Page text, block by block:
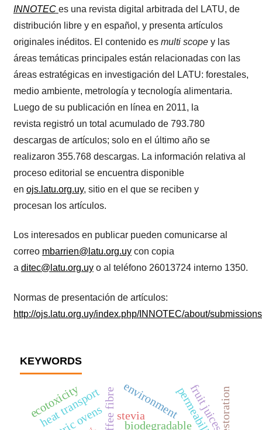
INNOTEC es una revista digital arbitrada del LATU, de
distribución libre y en español, y presenta artículos
originales inéditos. El contenido es multi scope y las
áreas temáticas principales están relacionadas con las
áreas estratégicas en investigación del LATU: forestales,
medio ambiente, metrología y tecnología alimentaria.
Luego de su publicación en línea en 2011, la
revista registró un total acumulado de 793.780
descargas de artículos; solo en el último año se
realizaron 355.768 descargas. La información relativa al
proceso editorial se encuentra disponible
en ojs.latu.org.uy, sitio en el que se reciben y
procesan los artículos.
Los interesados en publicar pueden comunicarse al
correo mbarrien@latu.org.uycon copia
a ditec@latu.org.uyo al teléfono 26013724 interno 1350.
Normas de presentación de artículos:
http://ojs.latu.org.uy/index.php/INNOTEC/about/
KEYWORDS
stevia
biodegradablepermeability
fruit juices
heat transport
ecotoxicity environment